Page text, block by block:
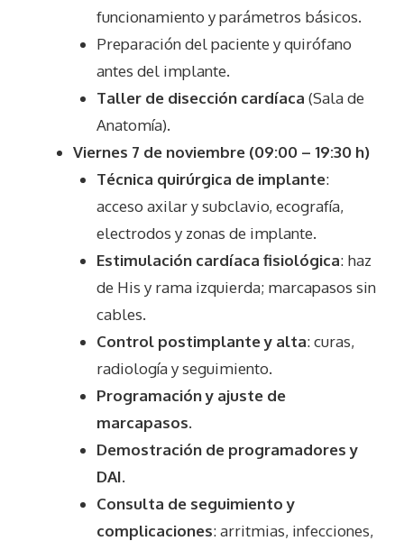
funcionamiento y parámetros básicos.
Preparación del paciente y quirófano
antes del implante.
Taller de disección cardíaca (Sala de
Anatomía).
Viernes 7 de noviembre (09:00 – 19:30 h)
Técnica quirúrgica de implante:
acceso axilar y subclavio, ecografía,
electrodos y zonas de implante.
Estimulación cardíaca fisiológica: haz
de His y rama izquierda; marcapasos sin
cables.
Control postimplante y alta: curas,
radiología y seguimiento.
Programación y ajuste de
marcapasos.
Demostración de programadores y
DAI.
Consulta de seguimiento y
complicaciones: arritmias, infecciones,